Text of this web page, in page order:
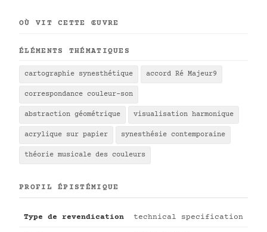
OÙ VIT CETTE ŒUVRE
ÉLÉMENTS THÉMATIQUES
cartographie synesthétique accord Ré Majeur9
correspondance couleur-son
abstraction géométrique visualisation harmonique
acrylique sur papier synesthésie contemporaine
théorie musicale des couleurs
PROFIL ÉPISTÉMIQUE
Type de revendication technical specification